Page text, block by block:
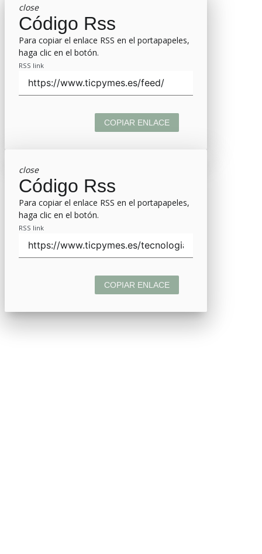
close
Código Rss
Para copiar el enlace RSS en el portapapeles,
haga clic en el botón.
RSS link
COPIAR ENLACE
close
Código Rss
Para copiar el enlace RSS en el portapapeles,
haga clic en el botón.
RSS link
COPIAR ENLACE